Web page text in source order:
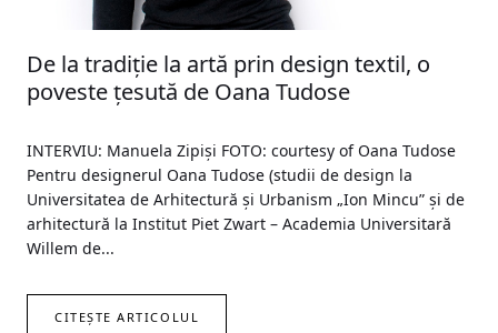
De la tradiție la artă prin design textil, o
poveste țesută de Oana Tudose
INTERVIU: Manuela Zipiși FOTO: courtesy of Oana Tudose
Pentru designerul Oana Tudose (studii de design la
Universitatea de Arhitectură și Urbanism „Ion Mincu” și de
arhitectură la Institut Piet Zwart – Academia Universitară
Willem de...
CITEȘTE ARTICOLUL